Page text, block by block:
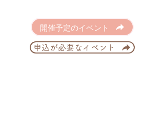
開催予定のイベント
申込が必要なイベント